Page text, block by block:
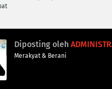
Diposting oleh
Merakyat & Berani